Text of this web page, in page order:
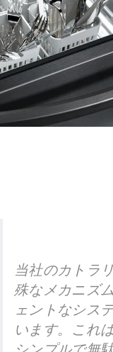
当社のカトラ
殊なメカニズ
ェントなシス
います。これ